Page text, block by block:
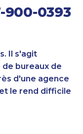
0393
Il s'agit
de bureaux de
d'une agence
le rend difficile